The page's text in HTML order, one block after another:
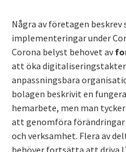
Några av företagen
implementeringar under
Corona belyst behovet av
att öka
anpassningsbara
bolagen beskrivit en
hemarbete, men man
att genomföra
och verksamhet. Flera av
behöver fortsätta att driva